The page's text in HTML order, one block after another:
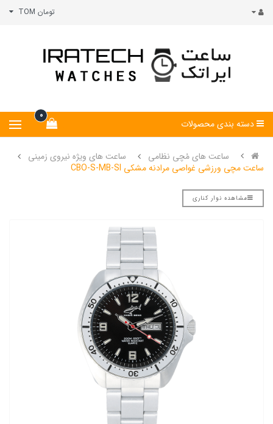
تومان TOM
0
دسته بندی محصولات
ساعت های مُچی نظامی
ساعت های ویژه نیروی زمینی
ساعت مچی ورزشی غواصی مرادنه مشکی CBO-S-MB-SI
مشاهده نوار کناری